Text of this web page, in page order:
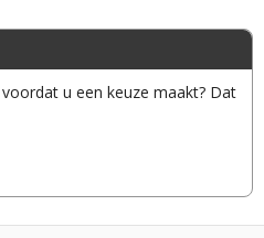
u een keuze maakt? Dat